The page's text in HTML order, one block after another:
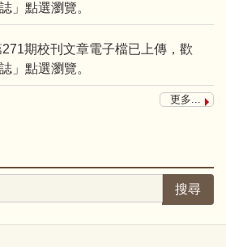
」點選瀏覽。
期校刊文章電子檔已上傳，歡
」點選瀏覽。
更多...
搜尋